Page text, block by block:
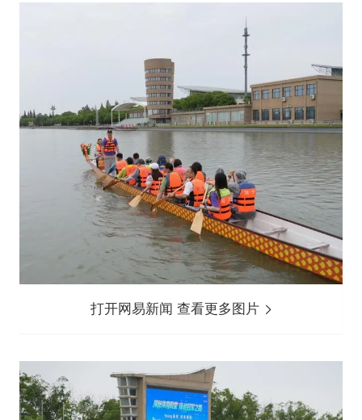
打开网易新闻 查看更多图片